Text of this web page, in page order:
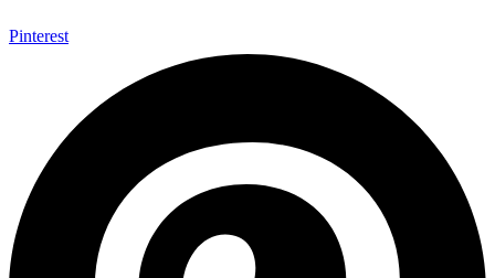
Pinterest